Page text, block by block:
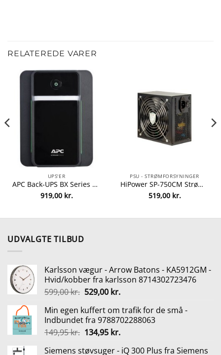
RELATEREDE VARER
UPS'ER
APC Back-UPS BX Series BX750MI-GR UPS 410Watt 750VA
919,00 kr.
PSU - STRØMFORSYNINGER
HiPower SP-750CM Strømforsyning 750Watt
519,00 kr.
UDVALGTE TILBUD
Karlsson vægur - Arrow Batons - KA5912GM -
Hvid/kobber fra karlsson 8714302723476
599,00kr. Den
pris
var:
599,00 kr..
529,00 kr.Den
pris
er:
529,00 kr..
Min egen kuffert om trafik for de små -
Indbundet fra 9788702288063
149,95kr. Den
pris
134,95 kr.Den
pris
Siemens støvsuger - iQ 300 Plus fra Siemens